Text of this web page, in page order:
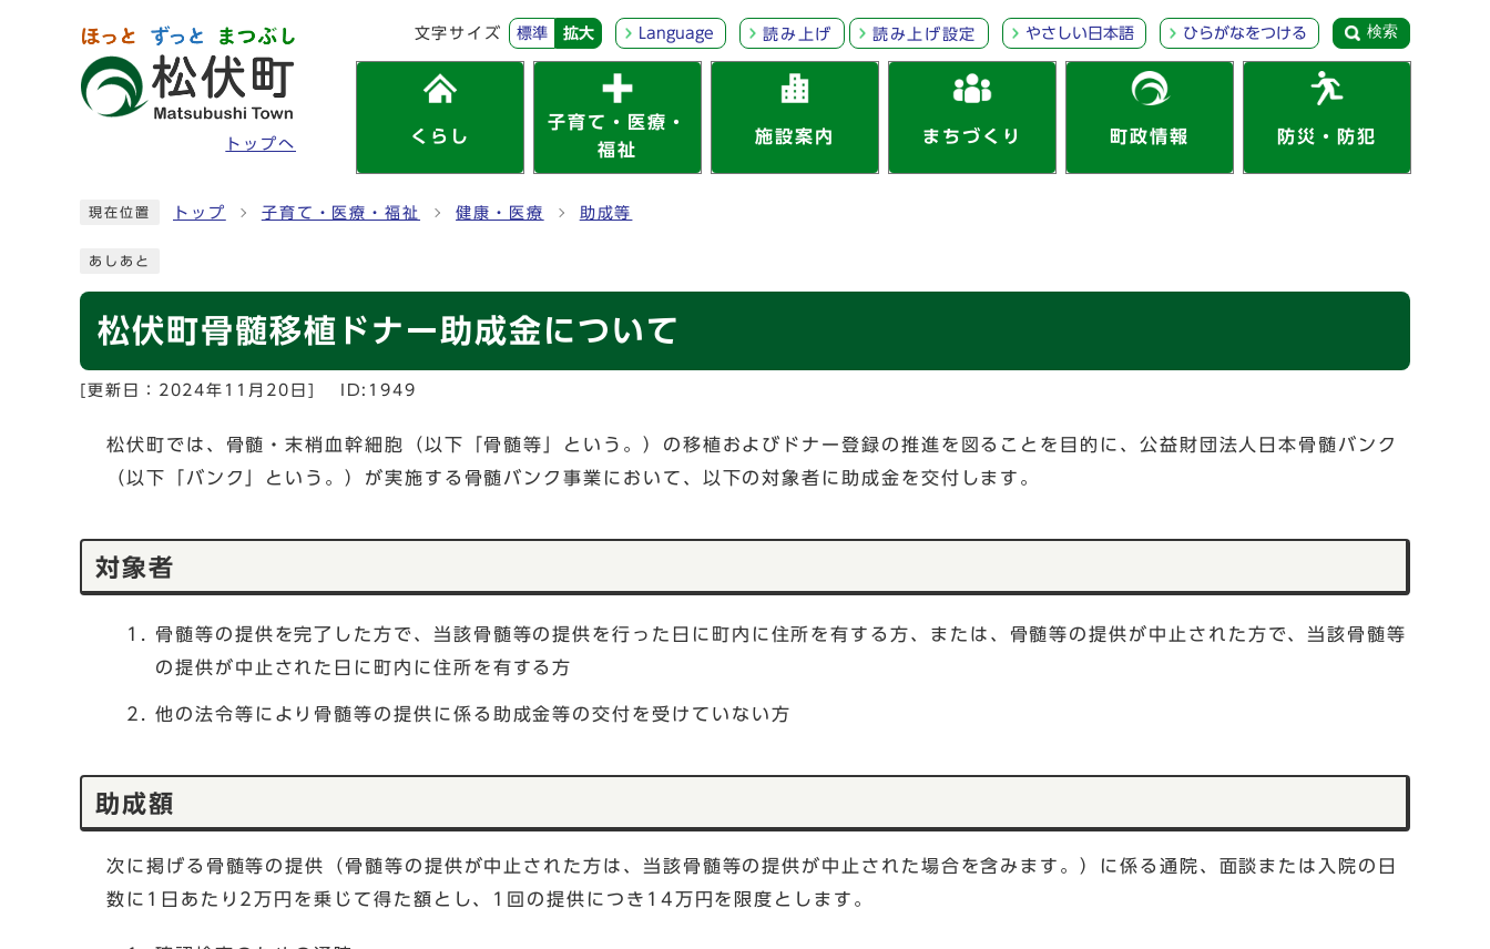
トップへ
文字サイズ 標準 拡大 Language 読み上げ 読み上げ設定 やさしい日本語 ひらがなをつける 検索
くらし
子育て・医療・
福祉
施設案内 まちづくり 町政情報 防災・防犯
現在位置 トップ 子育て・医療・福祉 健康・医療 助成等
あしあと
松伏町骨髄移植ドナー助成金について
[更新日： 2024年11月20日 ID:1949
松伏町では、骨髄・末梢血幹細胞（以下「骨髄等」という。）の移植およびドナー登録の推進を図ることを目的に、公益財団法人日本骨髄バンク
（以下「バンク」という。）が実施する骨髄バンク事業において、以下の対象者に助成金を交付します。
対象者
骨髄等の提供を完了した方で、当該骨髄等の提供を行った日に町内に住所を有する方、または、骨髄等の提供が中止された方で、当該骨髄等
の提供が中止された日に町内に住所を有する方
他の法令等により骨髄等の提供に係る助成金等の交付を受けていない方
助成額
次に掲げる骨髄等の提供（骨髄等の提供が中止された方は、当該骨髄等の提供が中止された場合を含みます。）に係る通院、面談または入院の日
数に1日あたり2万円を乗じて得た額とし、1回の提供につき14万円を限度とします。